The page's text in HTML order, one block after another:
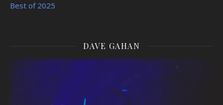
Best of 2025
DAVE GAHAN